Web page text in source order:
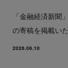
「金融経済新聞
の寄稿を掲載い
2026.06.10